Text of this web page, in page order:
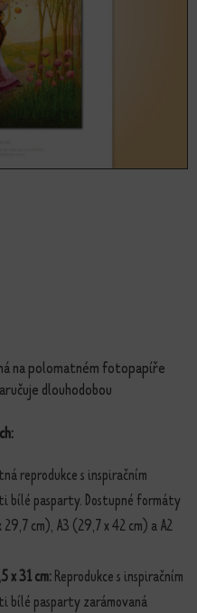
na polomatném fotopapíře
dlouhodobou
reprodukce s inspiračním
bílé pasparty. Dostupné formáty
cm), A3 (29,7 x 42 cm) a A2
x 31 cm:Reprodukce s inspiračním
bílé pasparty zarámovaná